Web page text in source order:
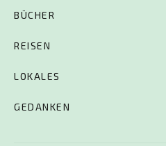
BÜCHER
REISEN
LOKALES
GEDANKEN